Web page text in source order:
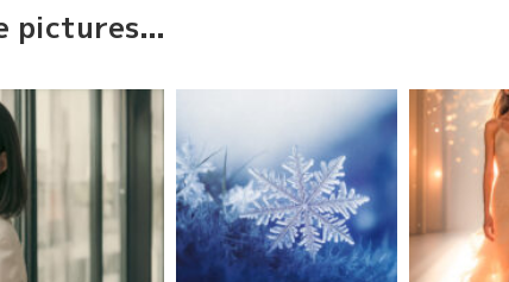
pictures...